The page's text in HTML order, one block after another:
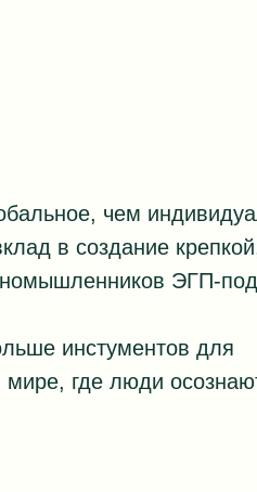
чем
в создание
ЭГП-
инстументов для
мире, где люди